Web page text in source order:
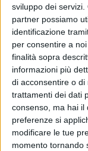
sviluppo dei servizi.
partner possiamo
identificazione
per consentire a
finalità sopra
informazioni più
di acconsentire o di
trattamenti dei dati
consenso, ma hai il
preferenze si
modificare le tue
momento tornando
Del Governo
Potenza, già
quindi nel ruolo
Salvini, e Roberto
(Leu), scelto
Domani, alle ore
Governo al